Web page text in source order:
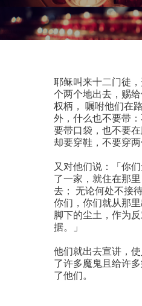
耶稣叫来十二门徒
个两个地出去，赐
权柄， 嘱咐他们在
外，什么也不要带
要带口袋，也不要在
却要穿鞋，不要穿两
又对他们说：「你
了一家，就住在那
去； 无论何处不接
你们，你们就从那
脚下的尘土，作为
据。」
他们就出去宣讲，
了许多魔鬼且给许
了他们。